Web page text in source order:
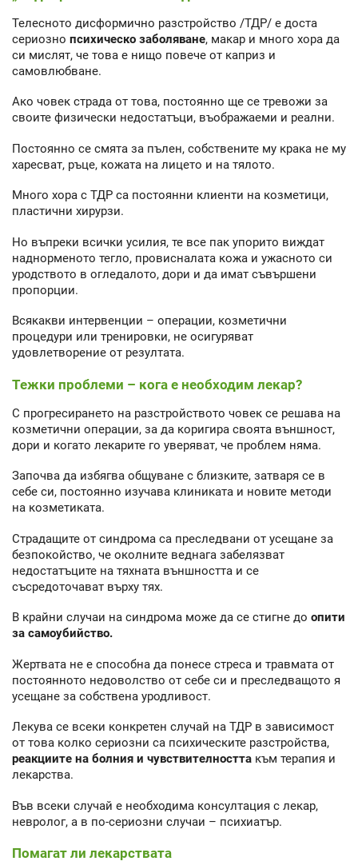
Телесното дисформично разстройство /ТДР/ е доста
сериозно психическо заболяване, макар и много хора да
си мислят, че това е нищо повече от каприз и
самовлюбване.
Ако човек страда от това, постоянно ще се тревожи за
своите физически недостатъци, въображаеми и реални.
Постоянно се смята за пълен, собствените му крака не му
харесват, ръце, кожата на лицето и на тялото.
Много хора с ТДР са постоянни клиенти на козметици,
пластични хирурзи.
Но въпреки всички усилия, те все пак упорито виждат
наднорменото тегло, провисналата кожа и ужасното си
уродството в огледалото, дори и да имат съвършени
пропорции.
Всякакви интервенции – операции, козметични
процедури или тренировки, не осигуряват
удовлетворение от резултата.
Тежки проблеми – кога е необходим лекар?
С прогресирането на разстройството човек се решава на
козметични операции, за да коригира своята външност,
дори и когато лекарите го уверяват, че проблем няма.
Започва да избягва общуване с близките, затваря се в
себе си, постоянно изучава клиниката и новите методи
на козметиката.
Страдащите от синдрома са преследвани от усещане за
безпокойство, че околните веднага забелязват
недостатъците на тяхната външността и се
съсредоточават върху тях.
В крайни случаи на синдрома може да се стигне до опити
за самоубийство.
Жертвата не е способна да понесе стреса и травмата от
постоянното недоволство от себе си и преследващото я
усещане за собствена уродливост.
Лекува се всеки конкретен случай на ТДР в зависимост
от това колко сериозни са психическите разстройства,
реакциите на болния и чувствителността към терапия и
лекарства.
Във всеки случай е необходима консултация с лекар,
невролог, а в по-сериозни случаи – психиатър.
Помагат ли лекарствата